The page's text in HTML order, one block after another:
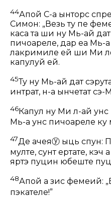
44Апой С-а ынторс
Симон: „Везь ту пе
каса та ши ну Мь-ай
пичоареле, дар еа Мь-
лакримиле ей ши Ми
капулуй ей.
45Ту ну Мь-ай дат
интрат, н-а ынчетат
46Капул ну Ми л-ай унс
Мь-а унс пичоареле ку
47Де ачеяⓨ ыць спун:
мулте, сунт ертате,
яртэ пуцин юбеште
48Апой а зис фемеий:
пэкателе!”